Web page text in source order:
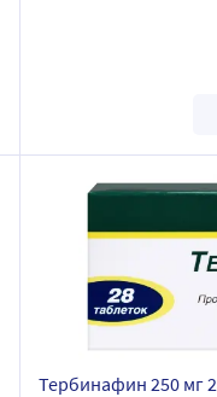
Тербинафин 250 мг